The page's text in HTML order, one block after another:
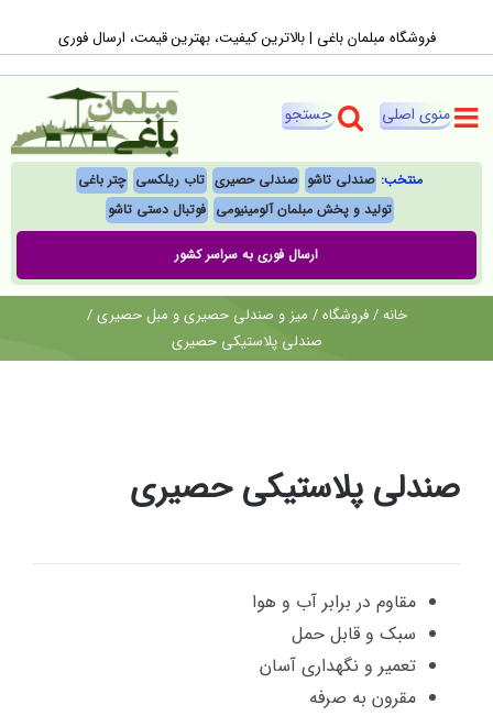
to
content
فروشگاه مبلمان باغی |‌ بالاترین کیفیت، بهترین قیمت، ارسال فوری
منتخب: صندلی تاشو صندلی حصیری تاب ریلکسی چتر باغی
تولید و پخش مبلمان آلومینیومی فوتبال‌ دستی تاشو
ارسال فوری به سراسر کشور
خانه/فروشگاه/ میز و صندلی حصیری و مبل حصیری/
صندلی پلاستیکی حصیری
صندلی پلاستیکی حصیری
مقاوم در برابر آب و هوا
سبک و قابل حمل
تعمیر و نگهداری آسان
مقرون به صرفه